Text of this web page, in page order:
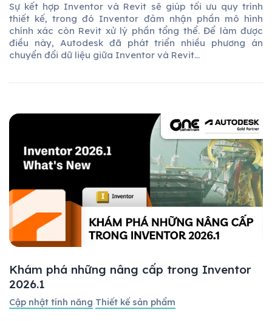
Sự kết hợp Inventor và Revit sẽ giúp tối ưu quy trình
thiết kế, trong đó Inventor đảm nhận phần mô hình
chính xác còn Revit xử lý phần tổng thể. Để làm được
điều này, Autodesk đã phát triển nhiều phương án
chuyển đổi dữ liệu giữa Inventor và Revit...
Khám phá những nâng cấp trong Inventor
2026.1
Cập nhật tính năng Thiết kế sản phẩm